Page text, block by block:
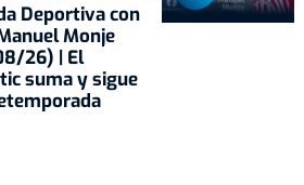
Deportiva con
Monje
26) | El
suma y sigue